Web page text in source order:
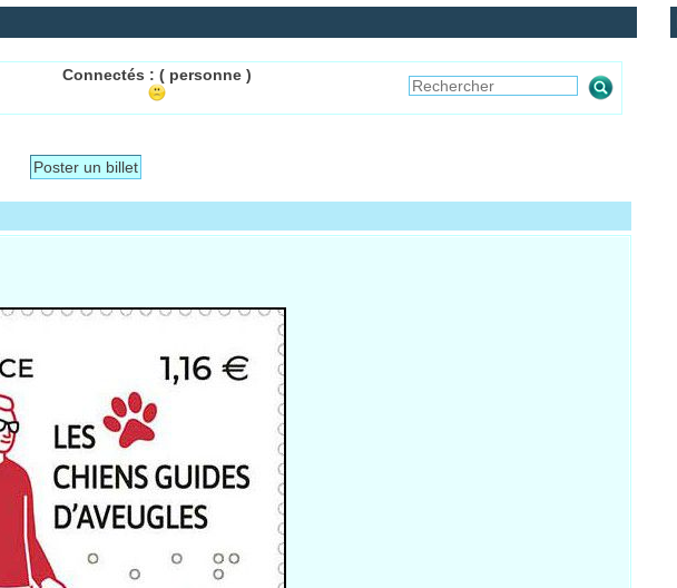
Connectés : ( personne )
Poster un billet